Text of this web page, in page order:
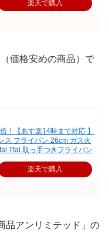
楽天で購入
価格安めの商品）で
！【あす楽14時まで対応 】
ス フライパン 26cm ガス火
Tfal 取っ手つきフライパン
楽天で購入
品アンリミテッド」の